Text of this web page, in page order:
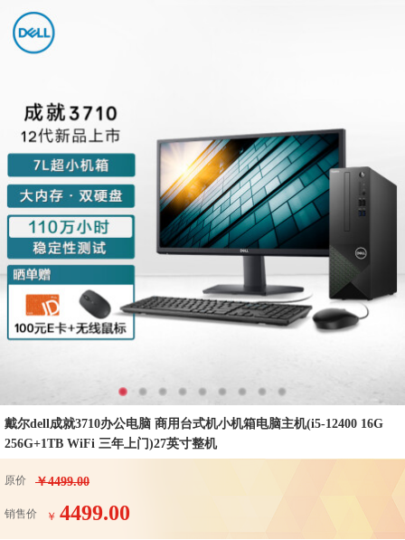
戴尔dell成就3710办公电脑 商用台式机小机箱电脑主机(i5-12400 16G
256G+1TB WiFi 三年上门)27英寸整机
原价 ￥4499.00
销售价 ￥ 4499.00